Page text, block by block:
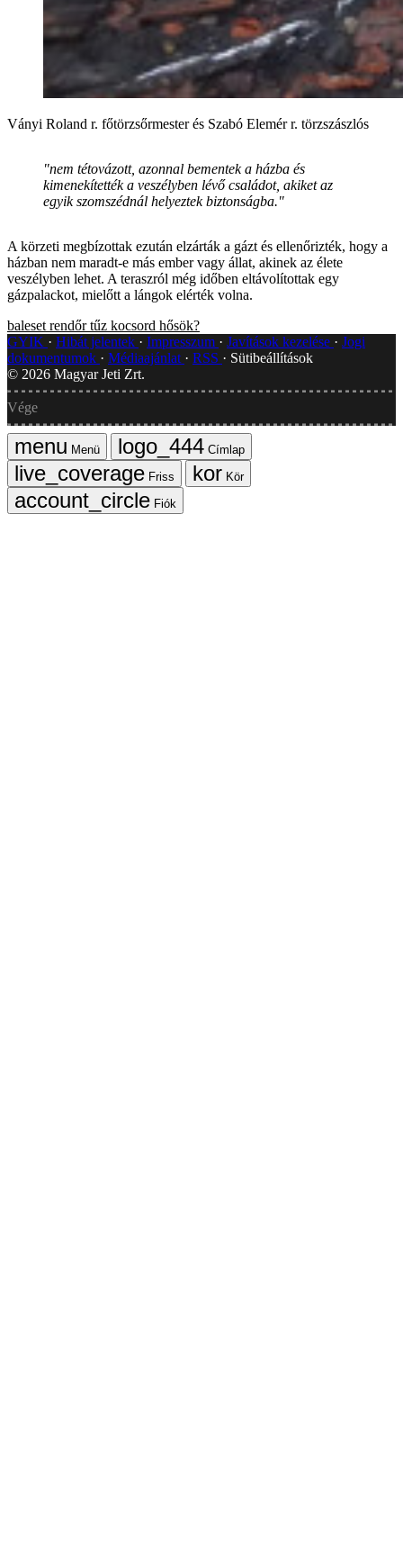
Ványi Roland r. főtörzsőrmester és Szabó Elemér r. törzszászlós
"nem tétovázott, azonnal bementek a házba és
kimenekítették a veszélyben lévő családot, akiket az
egyik szomszédnál helyeztek biztonságba."
A körzeti megbízottak ezután elzárták a gázt és ellenőrizték, hogy a
házban nem maradt-e más ember vagy állat, akinek az élete
veszélyben lehet. A teraszról még időben eltávolítottak egy
gázpalackot, mielőtt a lángok elérték volna.
baleset rendőr tűz kocsord hősök?
GYIK
Hibát jelentek Impresszum Javítások kezelése
Jogi
dokumentumok
Médiaajánlat RSS
Sütibeállítások
© 2026 Magyar Jeti Zrt.
Vége
Menü
Címlap
Friss
Kör
Fiók